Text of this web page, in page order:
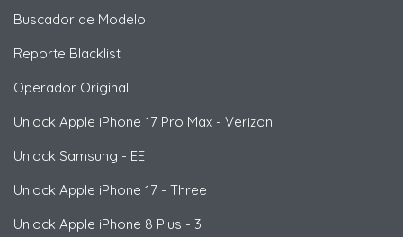
Buscador de Modelo
Reporte Blacklist
Operador Original
Unlock Apple iPhone 17 Pro Max - Verizon
Unlock Samsung - EE
Unlock Apple iPhone 17 - Three
Unlock Apple iPhone 8 Plus - 3